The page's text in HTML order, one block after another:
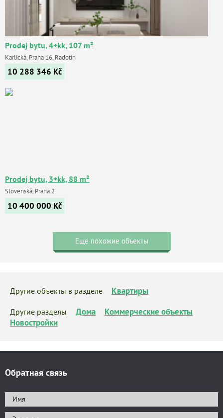
Prodej bytu, 4+kk, 107 m²
Karlická, Praha 16, Radotín
10 288 346 Kč
Prodej bytu, 3+kk, 88 m²
Slovenská, Praha 2
10 400 000 Kč
Еще похожие объекты
Другие объекты в разделе Квартиры
Другие разделы Дома
Коммерческие объекты
Новостройки
Обратная связь